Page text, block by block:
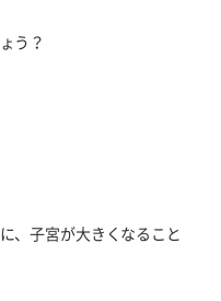
う？
、子宮が大きくなること